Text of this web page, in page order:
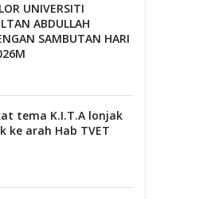
UNIVERSITI
ABDULLAH
SAMBUTAN HARI
tema K.I.T.A lonjak
ke arah Hab TVET